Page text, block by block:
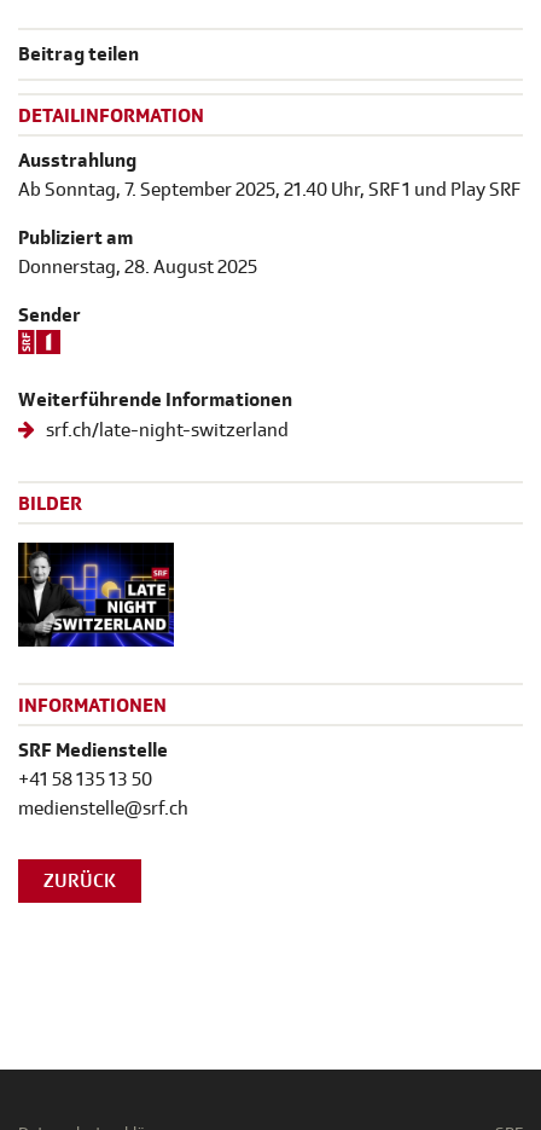
Beitrag teilen
DETAILINFORMATION
Ausstrahlung
Ab Sonntag, 7. September 2025, 21.40 Uhr, SRF 1 und Play SRF
Publiziert am
Donnerstag, 28. August 2025
Sender
Weiterführende Informationen
srf.ch/late-night-switzerland
BILDER
INFORMATIONEN
SRF Medienstelle
+41 58 135 13 50
medienstelle@srf.ch
ZURÜCK